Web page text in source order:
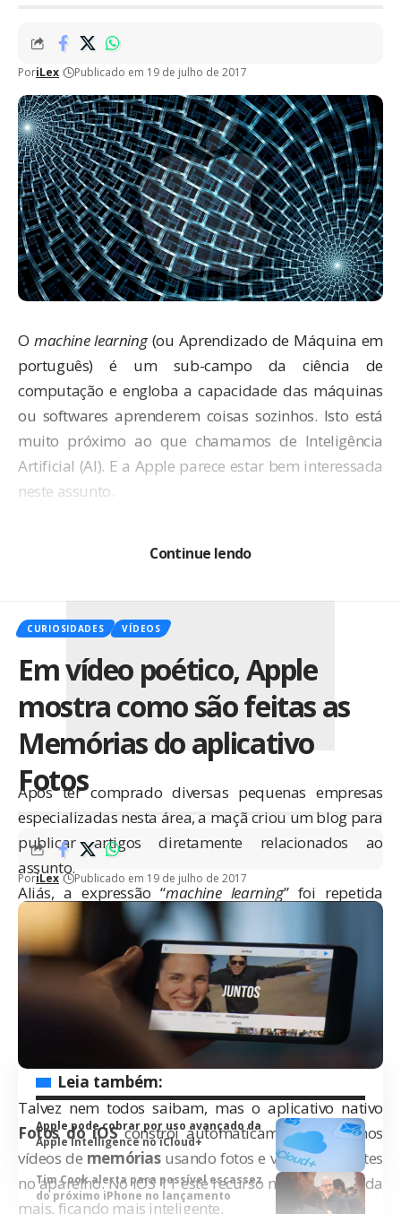
PoriLex Publicado em 19 de julho de 2017
O machine learning(ou Aprendizado de Máquina em
português) é um sub-campo da ciência de
computação e engloba a capacidade das máquinas
ou softwares aprenderem coisas sozinhos. Isto está
muito próximo ao que chamamos de Inteligência
Artificial (AI). E a Apple parece estar bem interessada
neste assunto.
Após ter comprado diversas pequenas empresas
especializadas nesta área, a maçãcriou um blogpara
publicar artigos diretamente relacionados ao
assunto.
Aliás, a expressão “machine learning” foi repetida
algumas vezes durante a apresentação oficial de
abertura da última WWDC, em junho. Em seu
primeiro artigo, a equipe da Apple demonstra como
este tipo de estudo pode melhorar imagens em baixa
resolução, recriando uma nova imagem com uma
definição mais precisa.
Leia também:
Apple pode cobrar por uso avançado da
Apple Intelligence no iCloud+
Tim Cook alerta para possível escassez
do próximo iPhone no lançamento
Continue lendo
CURIOSIDADES VÍDEOS
Em vídeo poético, Apple
mostra como são feitas as
Memórias do aplicativo
Fotos
PoriLex Publicado em 19 de julho de 2017
Talvez nem todos saibam, mas o aplicativo nativo
Fotos do iOSconstrói automaticamente pequenos
vídeos de memóriasusando fotos e vídeos presentes
no aparelho. No iOS 11 este recurso melhorará ainda
mais, ficando mais inteligente.